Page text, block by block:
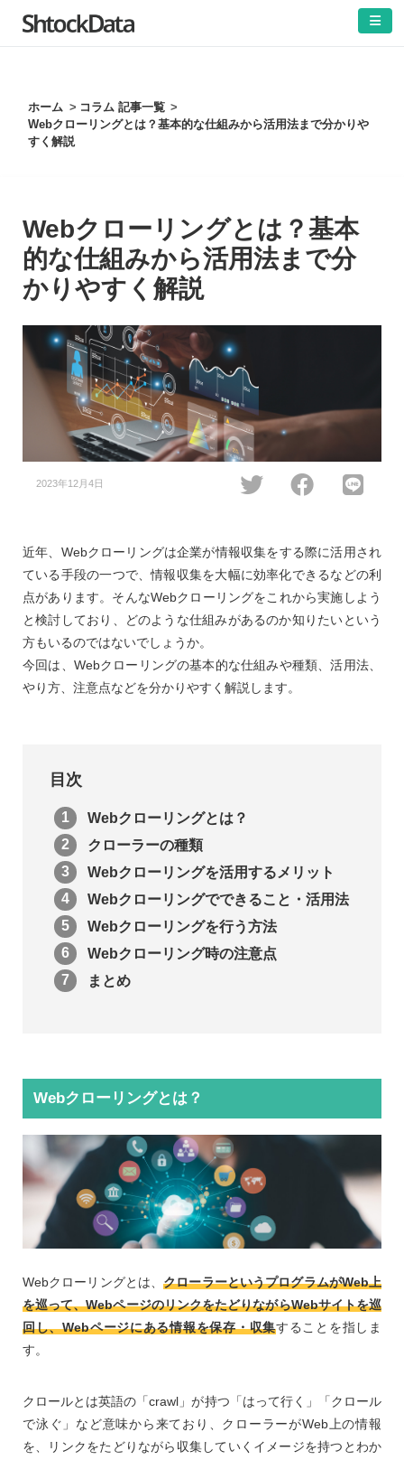
ホーム
コラム 記事一覧
Webクローリングとは？基本的な仕組みから活用法まで分かりや
すく解説
Webクローリングとは？基本
的な仕組みから活用法まで分
かりやすく解説
2023年12月4日
近年、Webクローリングは企業が情報収集をする際に活用され
ている手段の一つで、情報収集を大幅に効率化できるなどの利
点があります。そんなWebクローリングをこれから実施しよう
と検討しており、どのような仕組みがあるのか知りたいという
方もいるのではないでしょうか。
今回は、Webクローリングの基本的な仕組みや種類、活用法、
やり方、注意点などを分かりやすく解説します。
目次
Webクローリングとは？
クローラーの種類
Webクローリングを活用するメリット
Webクローリングでできること・活用法
Webクローリングを行う方法
Webクローリング時の注意点
まとめ
Webクローリングとは？
Webクローリングとは、クローラーというプログラムがWeb上
を巡って、WebページのリンクをたどりながらWebサイトを巡
回し、Webページにある情報を保存・収集することを指しま
す。
クロールとは英語の「crawl」が持つ「はって行く」「クロール
で泳ぐ」など意味から来ており、クローラーがWeb上の情報
を、リンクをたどりながら収集していくイメージを持つとわか